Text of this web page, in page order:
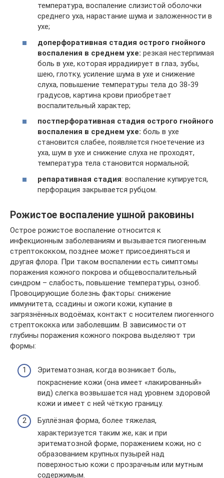
температура, воспаление слизистой оболочки
среднего уха, нарастание шума и заложенности в
ухе;
доперфоративная стадия острого гнойного
воспаления в среднем ухе: резкая нестерпимая
боль в ухе, которая иррадиирует в глаз, зубы,
шею, глотку, усиление шума в ухе и снижение
слуха, повышение температуры тела до 38-39
градусов, картина крови приобретает
воспалительный характер;
постперфоративная стадия острого гнойного
воспаления в среднем ухе: боль в ухе
становится слабее, появляется гноетечение из
уха, шум в ухе и снижение слуха не проходят,
температура тела становится нормальной;
репаративная стадия: воспаление купируется,
перфорация закрывается рубцом.
Рожистое воспаление ушной раковины
Острое рожистое воспаление относится к
инфекционным заболеваниям и вызывается пиогенным
стрептококком, позднее может присоединяться и
другая флора. При таком воспалении есть симптомы
поражения кожного покрова и общевоспалительный
синдром – слабость, повышение температуры, озноб.
Провоцирующие болезнь факторы: снижение
иммунитета, ссадины и ожоги кожи, купание в
загрязнённых водоёмах, контакт с носителем пиогенного
стрептококка или заболевшим. В зависимости от
глубины поражения кожного покрова выделяют три
формы:
Эритематозная, когда возникает боль,
покраснение кожи (она имеет «лакированный»
вид) слегка возвышается над уровнем здоровой
кожи и имеет с ней чёткую границу.
Буллёзная форма, более тяжелая,
характеризуется таким же, как и при
эритематозной форме, поражением кожи, но с
образованием крупных пузырей над
поверхностью кожи с прозрачным или мутным
содержимым.